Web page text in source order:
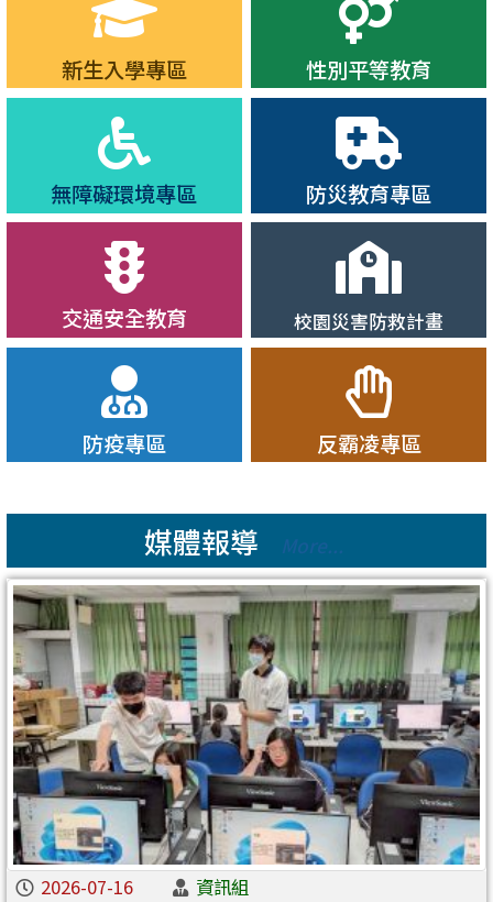
新生入學專區 性別平等教育
無障礙環境專區 防災教育專區
交通安全教育 校園災害防救計畫
防疫專區 反霸凌專區
媒體報導
2026-07-16 資訊組